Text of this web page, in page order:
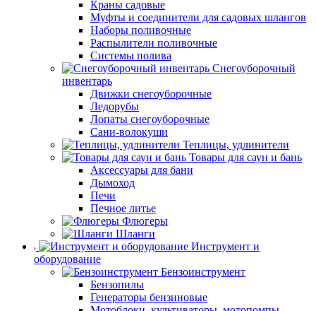
Краны садовые
Муфты и соединители для садовых шлангов
Наборы поливочные
Распылители поливочные
Системы полива
Снегоуборочный
инвентарь
Движки снегоуборочные
Ледорубы
Лопаты снегоуборочные
Сани-волокуши
Теплицы, удлинители
Товары для саун и бань
Аксессуары для бани
Дымоход
Печи
Печное литье
Флюгеры
Шланги
Инструмент и
оборудование
Бензоинструмент
Бензопилы
Генераторы бензиновые